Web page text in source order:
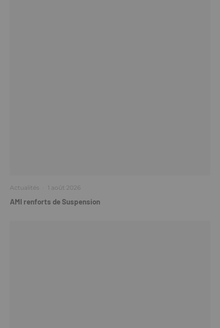
Actualités · 1 août 2026
AMI renforts de Suspension